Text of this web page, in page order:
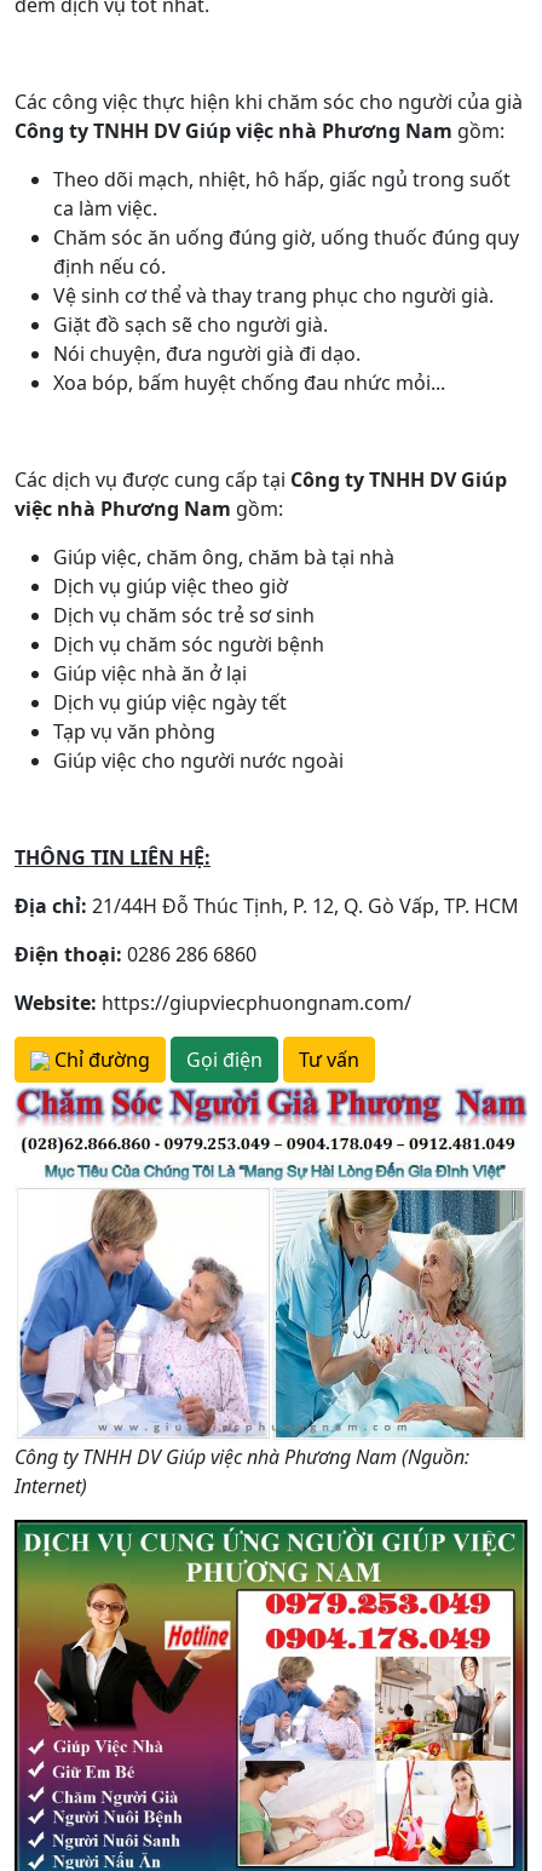
Các công việc thực hiện khi chăm sóc cho người của già
Công ty TNHH DV Giúp việc nhà Phương Nam gồm:
Theo dõi mạch, nhiệt, hô hấp, giấc ngủ trong suốt
ca làm việc.
Chăm sóc ăn uống đúng giờ, uống thuốc đúng quy
định nếu có.
Vệ sinh cơ thể và thay trang phục cho người già.
Giặt đồ sạch sẽ cho người già.
Nói chuyện, đưa người già đi dạo.
Xoa bóp, bấm huyệt chống đau nhức mỏi...
Các dịch vụ được cung cấp tại Công ty TNHH DV Giúp
việc nhà Phương Nam gồm:
Giúp việc, chăm ông, chăm bà tại nhà
Dịch vụ giúp việc theo giờ
Dịch vụ chăm sóc trẻ sơ sinh
Dịch vụ chăm sóc người bệnh
Giúp việc nhà ăn ở lại
Dịch vụ giúp việc ngày tết
Tạp vụ văn phòng
Giúp việc cho người nước ngoài
THÔNG TIN LIÊN HỆ:
Địa chỉ: 21/44H Đỗ Thúc Tịnh, P. 12, Q. Gò Vấp, TP. HCM
Điện thoại: 0286 286 6860
Website: https://giupviecphuongnam.com/
Chỉ đường Gọi điện Tư vấn
Công ty TNHH DV Giúp việc nhà Phương Nam (Nguồn:
Internet)